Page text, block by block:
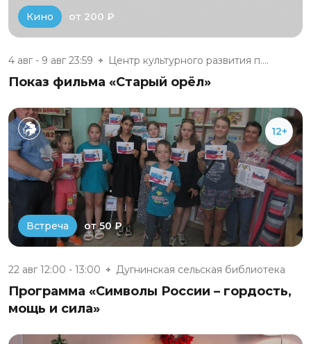
Кино от 200 ₽
4 авг - 9 авг 23:59 Центр культурного развития п....
Показ фильма «Старый орёл»
12+
Встреча от 50 ₽
22 авг 12:00 - 13:00 Дугнинская сельская библиотека
Программа «Символы России – гордость,
мощь и сила»